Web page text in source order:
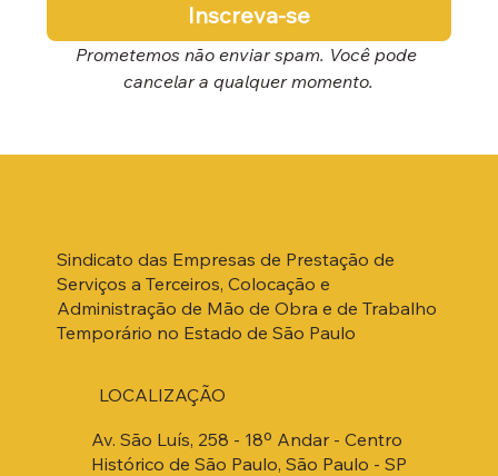
Inscreva-se
Prometemos não enviar spam. Você pode
cancelar a qualquer momento.
Sindicato das Empresas de Prestação de
Serviços a Terceiros, Colocação e
Administração de Mão de Obra e de Trabalho
Temporário no Estado de São Paulo
Av. São Luís, 258 - 18º Andar - Centro
Histórico de São Paulo, São Paulo - SP
LOCALIZAÇÃO